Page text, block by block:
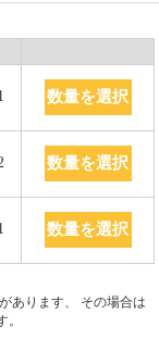
数量を選択
数量を選択
数量を選択
あります、 その場合は